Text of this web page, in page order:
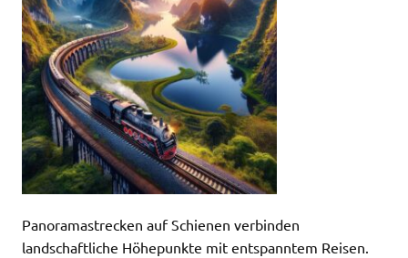
Panoramastrecken auf Schienen verbinden
landschaftliche Höhepunkte mit entspanntem Reisen.